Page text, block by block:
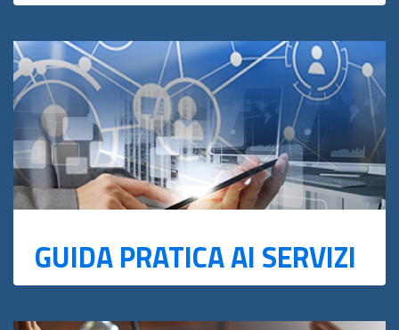
GUIDA PRATICA AI SERVIZI